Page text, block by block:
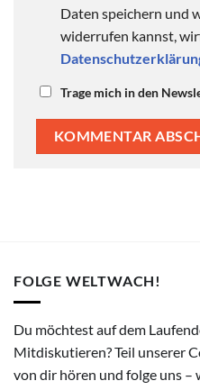
Daten speichern und
widerrufen kannst,
Trage mich in den
FOLGE WELTWACH!
Du möchtest auf dem
Mitdiskutieren? Teil unserer
von dir hören und folge uns –